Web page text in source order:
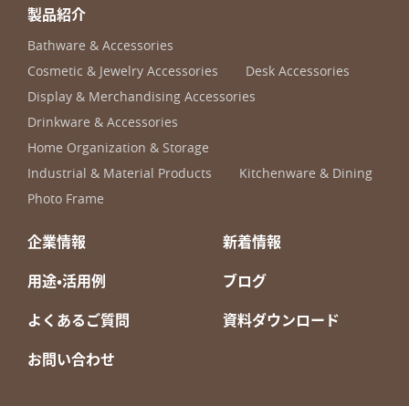
製品紹介
Bathware & Accessories
Cosmetic & Jewelry Accessories
Desk Accessories
Display & Merchandising Accessories
Drinkware & Accessories
Home Organization & Storage
Industrial & Material Products
Kitchenware & Dining
Photo Frame
企業情報
新着情報
用途・活用例
ブログ
よくあるご質問
資料ダウンロード
お問い合わせ